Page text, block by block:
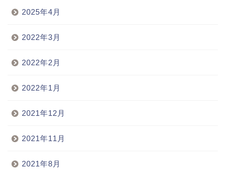
2025年4月
2022年3月
2022年2月
2022年1月
2021年12月
2021年11月
2021年8月